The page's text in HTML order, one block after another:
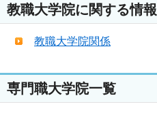
教職大学院に関する情報
教職大学院関係
専門職大学院一覧